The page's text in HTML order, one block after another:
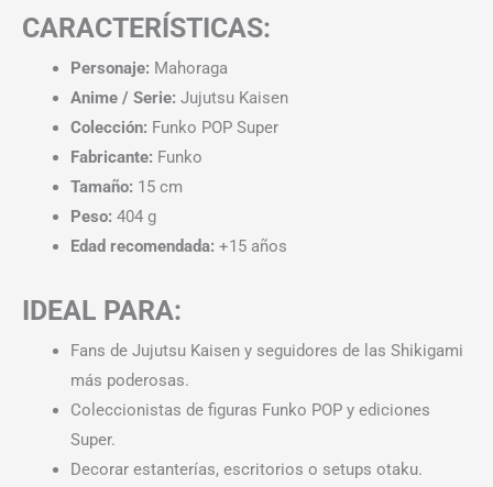
CARACTERÍSTICAS:
Personaje: Mahoraga
Anime / Serie: Jujutsu Kaisen
Colección: Funko POP Super
Fabricante: Funko
Tamaño: 15 cm
Peso: 404 g
Edad recomendada: +15 años
IDEAL PARA:
Fans de Jujutsu Kaisen y seguidores de las Shikigami
más poderosas.
Coleccionistas de figuras Funko POP y ediciones
Super.
Decorar estanterías, escritorios o setups otaku.